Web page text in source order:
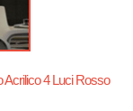
Acrilico 4 Luci Rosso